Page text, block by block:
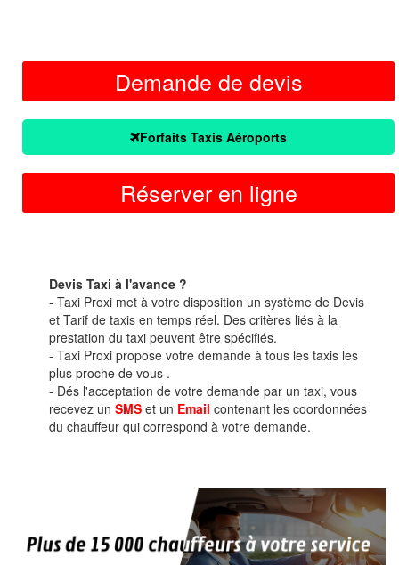
Demande de devis
Forfaits Taxis Aéroports
Réserver en ligne
Devis Taxi à l'avance ?
- Taxi Proxi met à votre disposition un système de Devis
et Tarif de taxis en temps réel. Des critères liés à la
prestation du taxi peuvent être spécifiés.
- Taxi Proxi propose votre demande à tous les taxis les
plus proche de vous .
- Dés l'acceptation de votre demande par un taxi, vous
recevez un SMS et un Email contenant les coordonnées
du chauffeur qui correspond à votre demande.